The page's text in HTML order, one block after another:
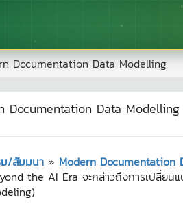
Documentation Data Modelling
Documentation Data Modelling
ม/สัมมนา » Modern Documentation
the AI Era จะกล่าวถึงการเปลี่ยน